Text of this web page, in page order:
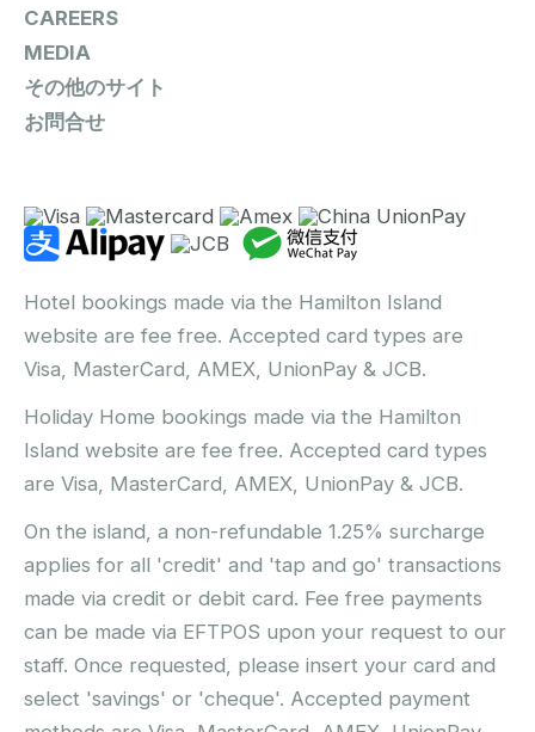
CAREERS
MEDIA
その他のサイト
お問合せ
Hotel bookings made via the Hamilton Island
website are fee free. Accepted card types are
Visa, MasterCard, AMEX, UnionPay & JCB.
Holiday Home bookings made via the Hamilton
Island website are fee free. Accepted card types
are Visa, MasterCard, AMEX, UnionPay & JCB.
On the island, a non-refundable 1.25% surcharge
applies for all 'credit' and 'tap and go' transactions
made via credit or debit card. Fee free payments
can be made via EFTPOS upon your request to our
staff. Once requested, please insert your card and
select 'savings' or 'cheque'. Accepted payment